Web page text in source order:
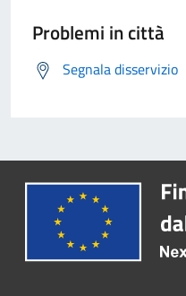
Problemi in città
Segnala disservizio